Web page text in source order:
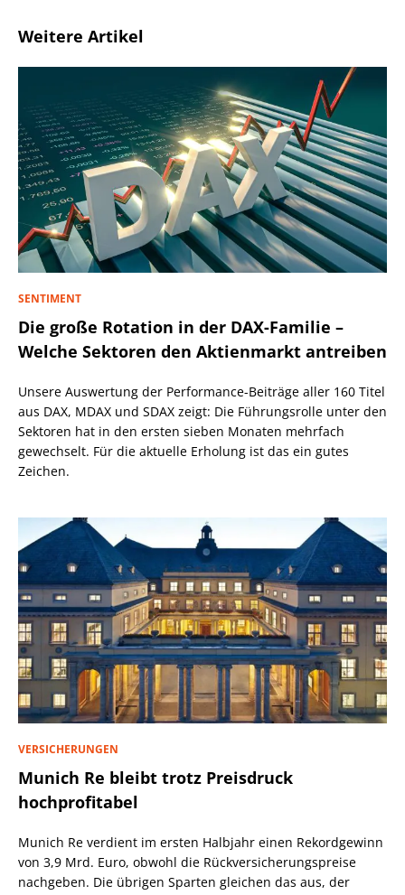
Weitere Artikel
SENTIMENT
Die große Rotation in der DAX-Familie –
Welche Sektoren den Aktienmarkt antreiben
Unsere Auswertung der Performance-Beiträge aller 160 Titel
aus DAX, MDAX und SDAX zeigt: Die Führungsrolle unter den
Sektoren hat in den ersten sieben Monaten mehrfach
gewechselt. Für die aktuelle Erholung ist das ein gutes
Zeichen.
VERSICHERUNGEN
Munich Re bleibt trotz Preisdruck
hochprofitabel
Munich Re verdient im ersten Halbjahr einen Rekordgewinn
von 3,9 Mrd. Euro, obwohl die Rückversicherungspreise
nachgeben. Die übrigen Sparten gleichen das aus, der